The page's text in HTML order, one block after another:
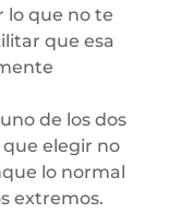
lo que no te
que esa
de los dos
que elegir no
lo normal
extremos.